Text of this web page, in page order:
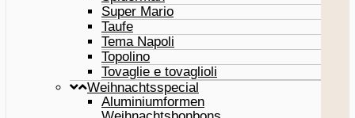
Super Mario
Taufe
Tema Napoli
Topolino
Tovaglie e tovaglioli
Weihnachtsspecial
Aluminiumformen